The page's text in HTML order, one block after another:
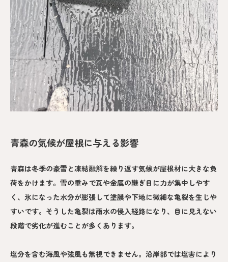
青森の気候が屋根に与える影響
青森は冬季の豪雪と凍結融解を繰り返す気候が屋根材に大きな負
荷をかけます。雪の重みで瓦や金属の継ぎ目に力が集中しやす
く、氷になった水分が膨張して塗膜や下地に微細な亀裂を生じや
すいです。そうした亀裂は雨水の侵入経路になり、目に見えない
段階で劣化が進むことが多くあります。
塩分を含む海風や強風も無視できません。沿岸部では塩害により